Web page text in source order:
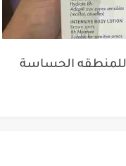
كريم Neotone للمنطقه الحساسة